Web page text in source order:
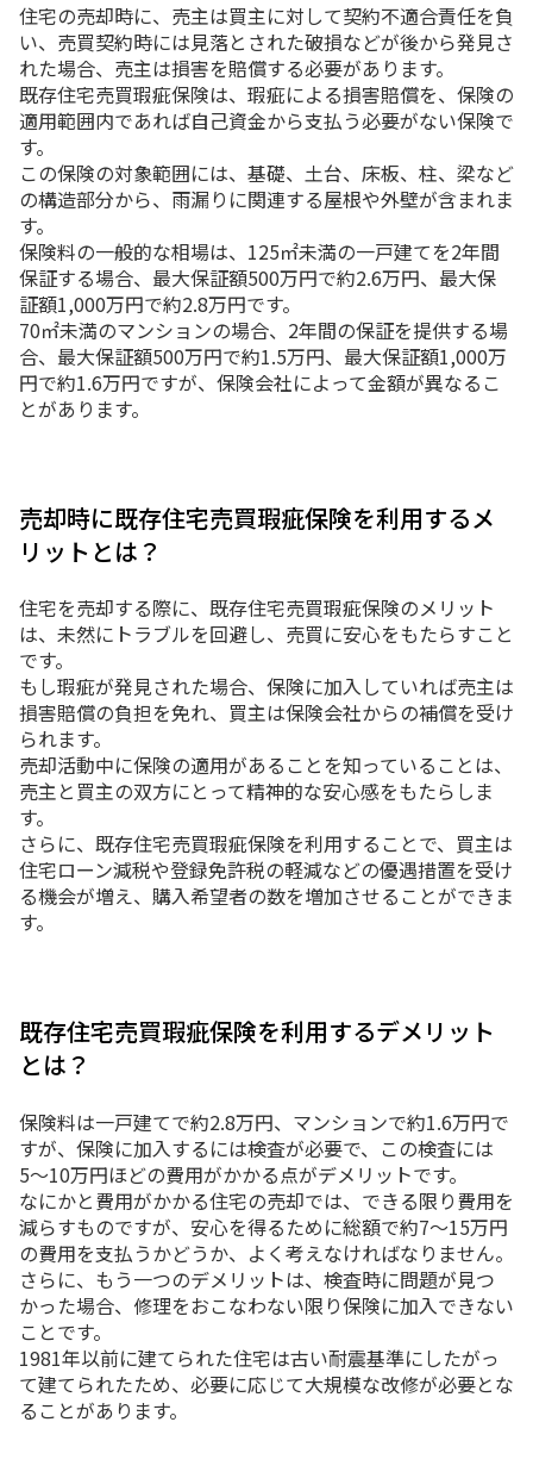
住宅の売却時に、売主は買主に対して契約不適合責任を負
い、売買契約時には見落とされた破損などが後から発見さ
れた場合、売主は損害を賠償する必要があります。
既存住宅売買瑕疵保険は、瑕疵による損害賠償を、保険の
適用範囲内であれば自己資金から支払う必要がない保険で
す。
この保険の対象範囲には、基礎、土台、床板、柱、梁など
の構造部分から、雨漏りに関連する屋根や外壁が含まれま
す。
保険料の一般的な相場は、125㎡未満の一戸建てを2年間
保証する場合、最大保証額500万円で約2.6万円、最大保
証額1,000万円で約2.8万円です。
70㎡未満のマンションの場合、2年間の保証を提供する場
合、最大保証額500万円で約1.5万円、最大保証額1,000万
円で約1.6万円ですが、保険会社によって金額が異なるこ
とがあります。
売却時に既存住宅売買瑕疵保険を利用するメ
リットとは？
住宅を売却する際に、既存住宅売買瑕疵保険のメリット
は、未然にトラブルを回避し、売買に安心をもたらすこと
です。
もし瑕疵が発見された場合、保険に加入していれば売主は
損害賠償の負担を免れ、買主は保険会社からの補償を受け
られます。
売却活動中に保険の適用があることを知っていることは、
売主と買主の双方にとって精神的な安心感をもたらしま
す。
さらに、既存住宅売買瑕疵保険を利用することで、買主は
住宅ローン減税や登録免許税の軽減などの優遇措置を受け
る機会が増え、購入希望者の数を増加させることができま
す。
既存住宅売買瑕疵保険を利用するデメリット
とは？
保険料は一戸建てで約2.8万円、マンションで約1.6万円で
すが、保険に加入するには検査が必要で、この検査には
5〜10万円ほどの費用がかかる点がデメリットです。
なにかと費用がかかる住宅の売却では、できる限り費用を
減らすものですが、安心を得るために総額で約7〜15万円
の費用を支払うかどうか、よく考えなければなりません。
さらに、もう一つのデメリットは、検査時に問題が見つ
かった場合、修理をおこなわない限り保険に加入できない
ことです。
1981年以前に建てられた住宅は古い耐震基準にしたがっ
て建てられたため、必要に応じて大規模な改修が必要とな
ることがあります。